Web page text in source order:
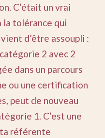
C’était un vrai
la tolérance qui
d’être assoupli :
2 avec 2
dans un parcours
ou une certification
peut de nouveau
1. C’est une
référente